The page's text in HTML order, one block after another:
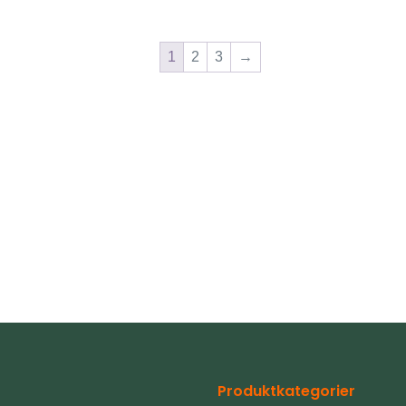
1 2 3 →
Produktkategorier